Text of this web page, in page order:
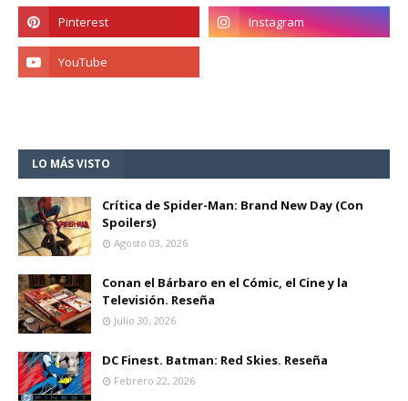
LO MÁS VISTO
Crítica de Spider-Man: Brand New Day (Con
Spoilers)
Agosto 03, 2026
Conan el Bárbaro en el Cómic, el Cine y la
Televisión. Reseña
Julio 30, 2026
DC Finest. Batman: Red Skies. Reseña
Febrero 22, 2026